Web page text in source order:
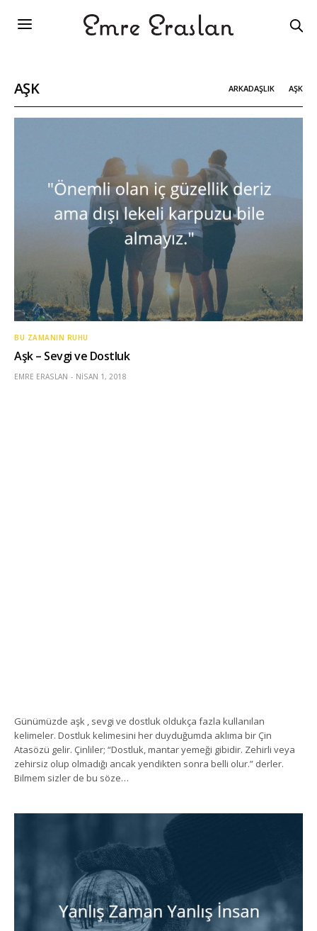
AŞK ARKADAŞLIK AŞK
BU ZAMANIN RUHU
Aşk – Sevgi ve Dostluk
EMRE ERASLAN NISAN 1, 2018
Günümüzde aşk , sevgi ve dostluk oldukça fazla kullanılan
kelimeler. Dostluk kelimesini her duyduğumda aklıma bir Çin
Atasözü gelir. Çinliler; “Dostluk, mantar yemeği gibidir. Zehirli veya
zehirsiz olup olmadığı ancak yendikten sonra belli olur.” derler.
Bilmem sizler de bu söze…